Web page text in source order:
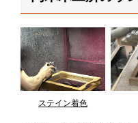
ステイン着色